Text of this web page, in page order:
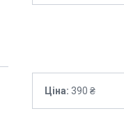
Ціна: 390 ₴